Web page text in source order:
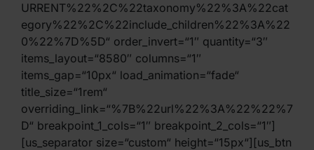
URRENT%22%2C%22taxonomy%22%3A%22cat
egory%22%2C%22include_children%22%3A%22
0%22%7D%5D“ order_invert=“1″ quantity=“3″
items_layout=“8580″ columns=“1″
items_gap=“10px“ load_animation=“fade“
title_size=“1rem“
overriding_link=“%7B%22url%22%3A%22%22%7
D“ breakpoint_1_cols=“1″ breakpoint_2_cols=“1″]
[us_separator size=“custom“ height=“15px“][us_btn